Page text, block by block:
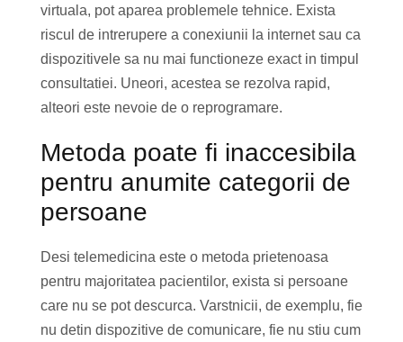
virtuala, pot aparea problemele tehnice. Exista
riscul de intrerupere a conexiunii la internet sau ca
dispozitivele sa nu mai functioneze exact in timpul
consultatiei. Uneori, acestea se rezolva rapid,
alteori este nevoie de o reprogramare.
Metoda poate fi inaccesibila
pentru anumite categorii de
persoane
Desi telemedicina este o metoda prietenoasa
pentru majoritatea pacientilor, exista si persoane
care nu se pot descurca. Varstnicii, de exemplu, fie
nu detin dispozitive de comunicare, fie nu stiu cum